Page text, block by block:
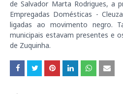
de Salvador Marta Rodrigues, a
Empregadas Domésticas -
ligadas ao movimento negro.
municipais estavam presentes e
de Zuquinha.